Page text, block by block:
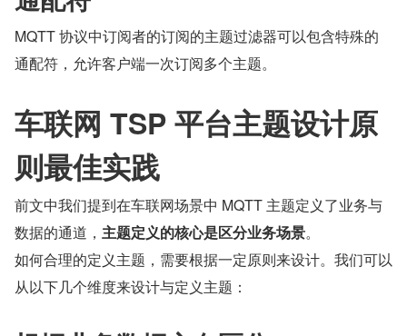
MQTT 协议中订阅者的订阅的主题过滤器可以包含特殊的
通配符，允许客户端一次订阅多个主题。
车联网 TSP 平台主题设计原
则最佳实践
前文中我们提到在车联网场景中 MQTT 主题定义了业务与
数据的通道， 主题定义的核心是区分业务场景。
如何合理的定义主题，需要根据一定原则来设计。我们可以
从以下几个维度来设计与定义主题：